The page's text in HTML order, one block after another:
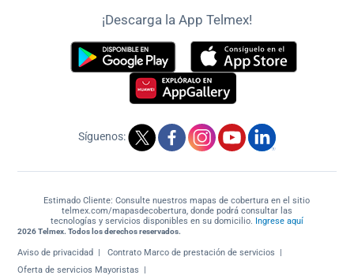
¡Descarga la App Telmex!
Síguenos:
Estimado Cliente: Consulte nuestros mapas de cobertura en el sitio
telmex.com/mapasdecobertura, donde podrá consultar las
tecnologías y servicios disponibles en su domicilio. Ingrese aquí
2026 Telmex. Todos los derechos reservados.
Aviso de privacidad
Contrato Marco de prestación de servicios
Oferta de servicios Mayoristas